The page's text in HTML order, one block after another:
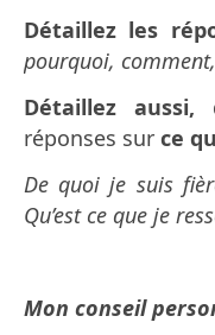
Détaillez les
pourquoi, comment,
Détaillez aussi,
réponses sur ce
De quoi je suis
Qu’est ce que je
Mon conseil